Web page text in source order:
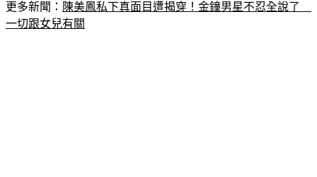
更多新聞： 陳美鳳私下真面目遭揭穿！金鐘男星不忍全說了
一切跟女兒有關